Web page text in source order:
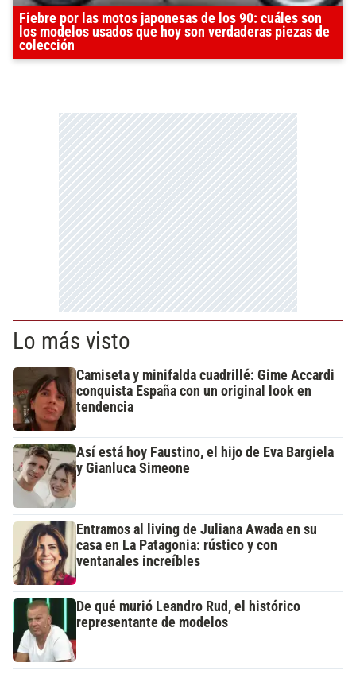
Fiebre por las motos japonesas de los 90: cuáles son
los modelos usados que hoy son verdaderas piezas de
colección
Lo más visto
Camiseta y minifalda cuadrillé: Gime Accardi
conquista España con un original look en
tendencia
Así está hoy Faustino, el hijo de Eva Bargiela
y Gianluca Simeone
Entramos al living de Juliana Awada en su
casa en La Patagonia: rústico y con
ventanales increíbles
De qué murió Leandro Rud, el histórico
representante de modelos